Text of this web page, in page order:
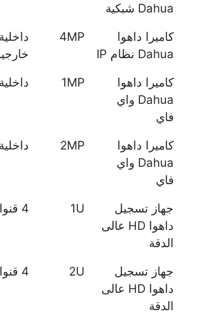
Dahua شبكية
كاميرا داهوا
Dahua نظام IP
4MP
كاميرا داهوا
Dahua واي
فاي
1MP داخلية
كاميرا داهوا
Dahua واي
فاي
2MP داخلية
جهاز تسجيل
داهوا HD عالى
الدقة
1U 4 قنوات
جهاز تسجيل
داهوا HD عالى
الدقة
2U 4 قنوات